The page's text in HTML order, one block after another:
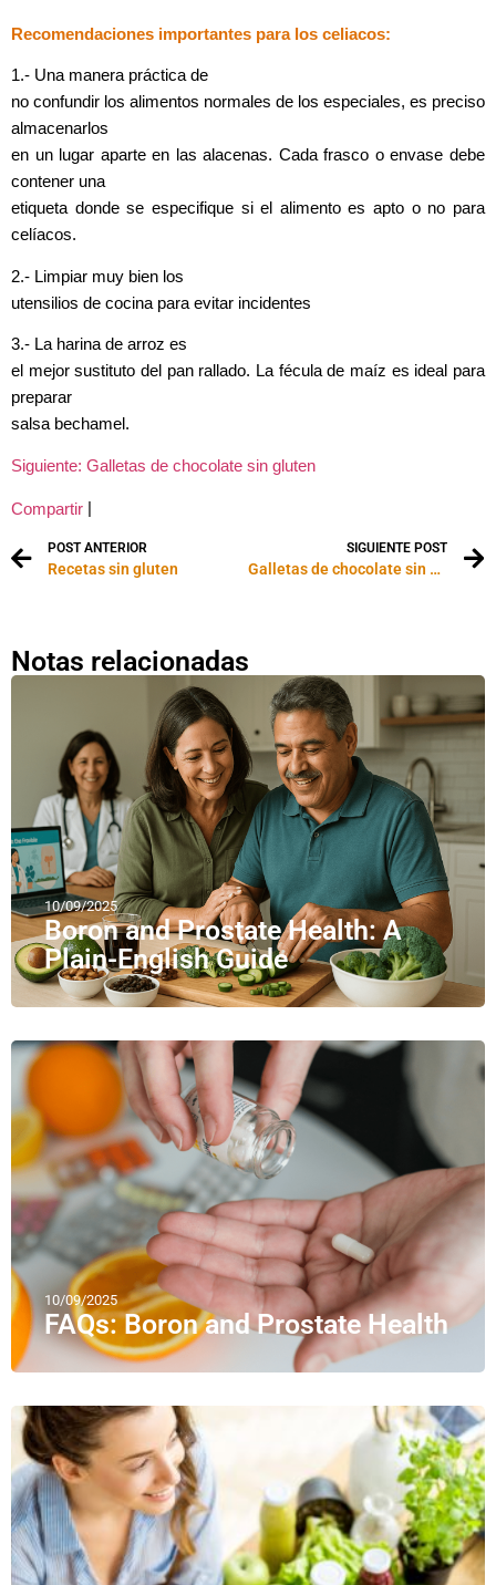
Recomendaciones importantes para los celiacos:
1.- Una manera práctica de
no confundir los alimentos normales de los especiales, es preciso
almacenarlos
en un lugar aparte en las alacenas. Cada frasco o envase debe
contener una
etiqueta donde se especifique si el alimento es apto o no para
celíacos.
2.- Limpiar muy bien los
utensilios de cocina para evitar incidentes
3.- La harina de arroz es
el mejor sustituto del pan rallado. La fécula de maíz es ideal para
preparar
salsa bechamel.
Siguiente: Galletas de chocolate sin gluten
Compartir |
POST ANTERIOR
Recetas sin gluten
SIGUIENTE POST
Galletas de chocolate sin gluten
Notas relacionadas
10/09/2025
Boron and Prostate Health: A
Plain-English Guide
10/09/2025
FAQs: Boron and Prostate Health